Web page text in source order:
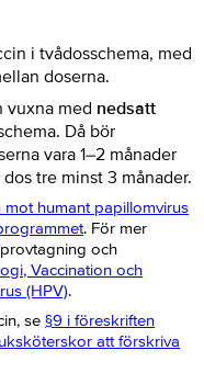
i tvådosschema, med
doserna.
vuxna med nedsatt
Då bör
vara 1–2 månader
tre minst 3 månader.
mot humant papillomvirus
. För mer
och
Vaccination och
(HPV).
se§9 i föreskriften
att förskriva